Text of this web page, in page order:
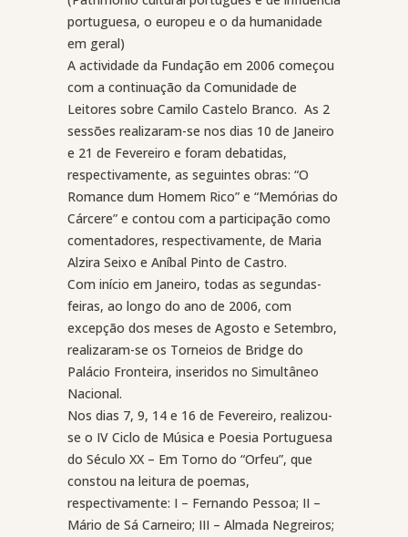
portuguesa, o europeu e o da humanidade
em geral)
A actividade da Fundação em 2006 começou
com a continuação da Comunidade de
Leitores sobre Camilo Castelo Branco. As 2
sessões realizaram-se nos dias 10 de Janeiro
e 21 de Fevereiro e foram debatidas,
respectivamente, as seguintes obras: “O
Romance dum Homem Rico” e “Memórias do
Cárcere” e contou com a participação como
comentadores, respectivamente, de Maria
Alzira Seixo e Aníbal Pinto de Castro.
Com início em Janeiro, todas as segundas-
feiras, ao longo do ano de 2006, com
excepção dos meses de Agosto e Setembro,
realizaram-se os Torneios de Bridge do
Palácio Fronteira, inseridos no Simultâneo
Nacional.
Nos dias 7, 9, 14 e 16 de Fevereiro, realizou-
se o IV Ciclo de Música e Poesia Portuguesa
do Século XX – Em Torno do “Orfeu”, que
constou na leitura de poemas,
respectivamente: I – Fernando Pessoa; II –
Mário de Sá Carneiro; III – Almada Negreiros;